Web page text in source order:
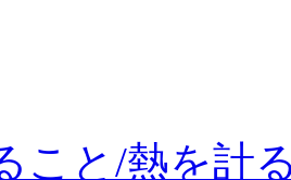
こと/熱を計